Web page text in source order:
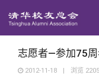
志愿者—参加75
2012-11-18 | 浏览 2205